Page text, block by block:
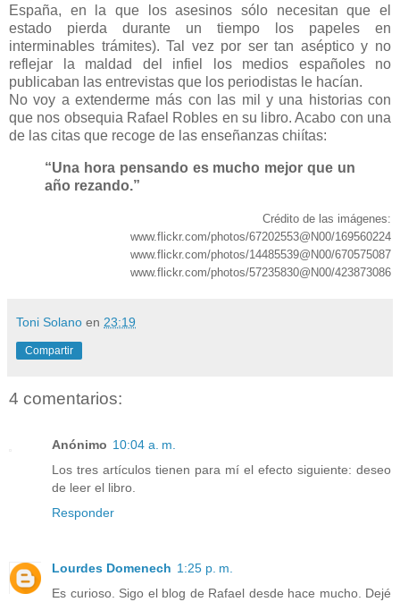
España, en la que los asesinos sólo necesitan que el
estado pierda durante un tiempo los papeles en
interminables trámites). Tal vez por ser tan aséptico y no
reflejar la maldad del infiel los medios españoles no
publicaban las entrevistas que los periodistas le hacían.
No voy a extenderme más con las mil y una historias con
que nos obsequia Rafael Robles en su libro. Acabo con una
de las citas que recoge de las enseñanzas chiítas:
“Una hora pensando es mucho mejor que un
año rezando.”
Crédito de las imágenes:
www.flickr.com/photos/67202553@N00/169560224
www.flickr.com/photos/14485539@N00/670575087
www.flickr.com/photos/57235830@N00/423873086
Toni Solano en 23:19
Compartir
4 comentarios:
Anónimo 10:04 a. m.
Los tres artículos tienen para mí el efecto siguiente: deseo
de leer el libro.
Responder
Lourdes Domenech 1:25 p. m.
Es curioso. Sigo el blog de Rafael desde hace mucho. Dejé